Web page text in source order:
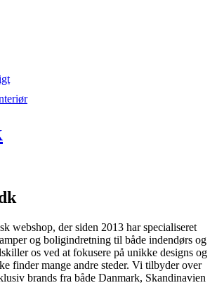
webshop, der siden 2013 har specialiseret
og boligindretning til både indendørs og
os ved at fokusere på unikke designs og
finder mange andre steder. Vi tilbyder over
brands fra både Danmark, Skandinavien